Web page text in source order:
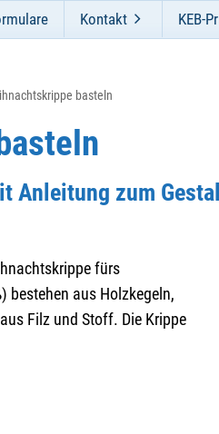
Kontakt KEB-
basteln
Anleitung zum
fürs
bestehen aus Holzkegeln,
Filz und Stoff. Die Krippe